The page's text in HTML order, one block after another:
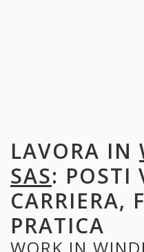
LAVORA IN
SAS: POSTI
CARRIERA,
PRATICA
WORK IN